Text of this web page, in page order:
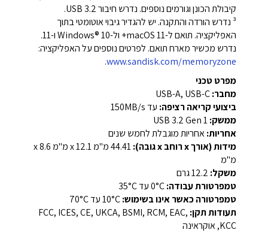
קיבולת הכונן וגורמים נוספים. נדרש חיבור USB 3.2.
³ נדרש הורדה והתקנה. יש להגדיר גיבוי אוטומטי בתוך
האפליקציה. תואם ל-macOS 11+ ול-Windows® 10 ו-11.
נדרש מכשיר מארח תואם. לפרטים נוספים על האפליקציה:
www.sandisk.com/memoryzone
.
מפרט טכני
מחבר:
ביצועי קריאה רציפה: עד 150MB/s
ממשק:
אחריות:אחריות מוגבלת לחמש שנים
מידות (אורך x רוחב x גובה):
‎44.41 מ"מ x ‎12.1 מ"מ x ‎8.6
מ"מ
משקל:
טמפרטורת עבודה:
טמפרטורה כאשר אינו בשימוש:
תעודות תקן: FCC, ICES, CE, UKCA, BSMI, RCM, EAC,
KCC, אוקראינה